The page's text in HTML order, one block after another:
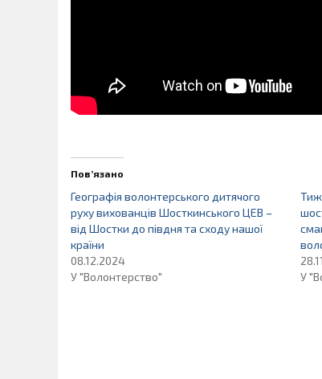
Пов’язано
Географія волонтерського дитячого
руху вихованців Шосткинського ЦЕВ –
від Шостки до півдня та сходу нашої
країни
08.12.2024
У "Волонтерство"
У